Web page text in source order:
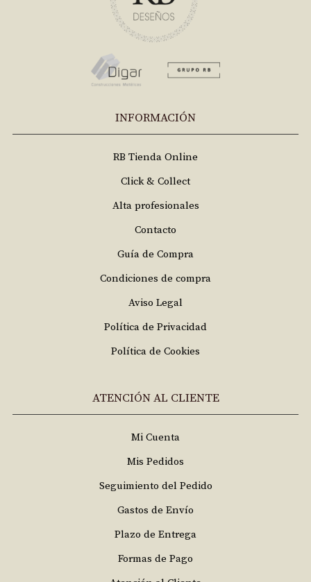
INFORMACIÓN
RB Tienda Online
Click & Collect
Alta profesionales
Contacto
Guía de Compra
Condiciones de compra
Aviso Legal
Política de Privacidad
Política de Cookies
ATENCIÓN AL CLIENTE
Mi Cuenta
Mis Pedidos
Seguimiento del Pedido
Gastos de Envío
Plazo de Entrega
Formas de Pago